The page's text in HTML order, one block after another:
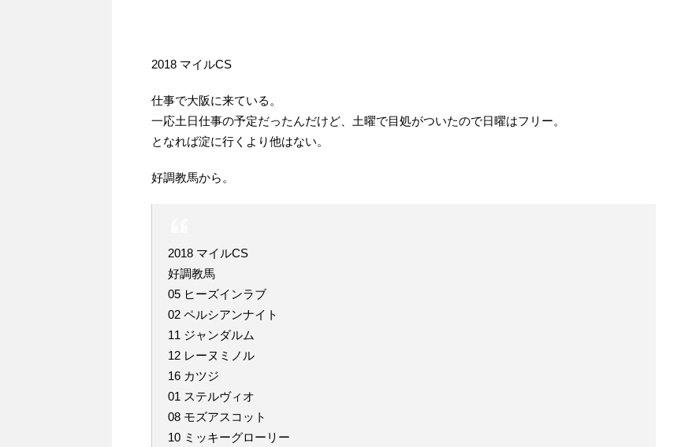
2018 マイルCS
仕事で大阪に来ている。
一応土日仕事の予定だったんだけど、土曜で目処がついたので日曜はフリー。
となれば淀に行くより他はない。
好調教馬から。
2018 マイルCS
好調教馬
05 ヒーズインラブ
02 ペルシアンナイト
11 ジャンダルム
12 レーヌミノル
16 カツジ
01 ステルヴィオ
08 モズアスコット
10 ミッキーグローリー